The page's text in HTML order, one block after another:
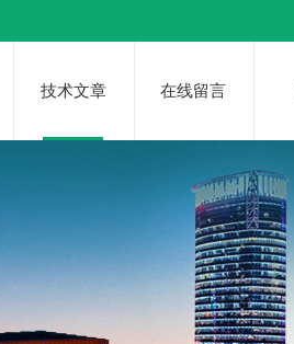
技术文章 在线留言